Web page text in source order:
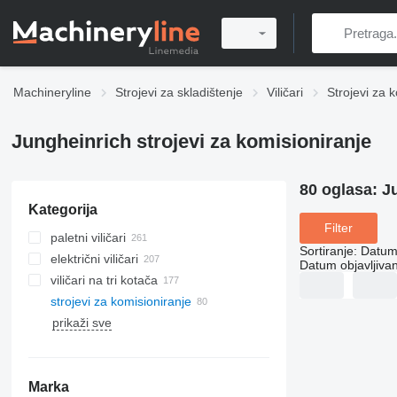
Machineryline Strojevi za skladištenje Viličari Strojevi za
Jungheinrich strojevi za komisioniranje
Kategorija
paletni viličari
električni viličari
viličari na tri kotača
strojevi za komisioniranje
prikaži sve
Marka
80 oglasa:
Filter
Sortiranje:
Datum